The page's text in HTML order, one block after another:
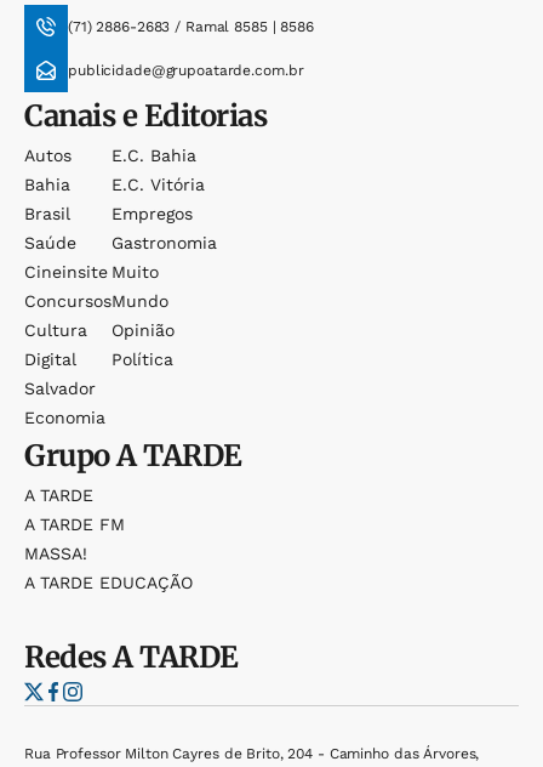
(71) 2886-2683 / Ramal 8585 | 8586
publicidade@grupoatarde.com.br
Canais e Editorias
Autos
Bahia
Brasil
Saúde
Cineinsite
Concursos
Cultura
Digital
Salvador
Economia
E.c. Bahia
E.c. Vitória
Empregos
Gastronomia
Muito
Mundo
Opinião
Política
GrupoA TARDE
A TARDE
A TARDE FM
MASSA!
A TARDE EDUCAÇÃO
RedesA TARDE
Rua Professor Milton Cayres de Brito, 204 - Caminho das Árvores,